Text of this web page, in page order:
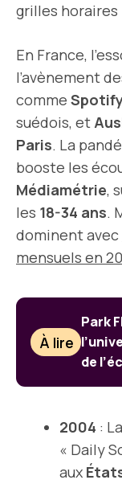
grilles horaires
En France,
l’avènement
comme
suédois, et
Paris. La
booste les
Médiamétrie,
les 18-34 ans.
dominent avec
mensuels en
À lire
Park
de
2004 :
« Daily
aux